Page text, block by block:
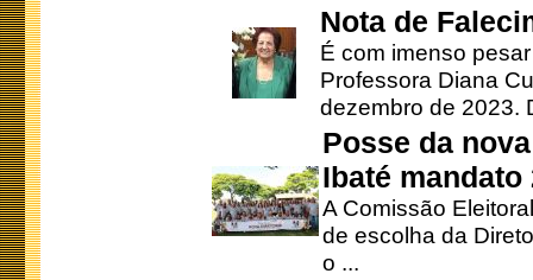
Nota de
É com imenso
Professora Diana
dezembro de 2023.
Posse da
Ibaté mandato
A Comissão
de escolha da
o ...